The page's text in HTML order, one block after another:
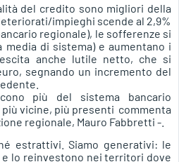
del credito sono migliori della
impieghi scende al 2,9%
regionale), le sofferenze si
media di sistema) e aumentano i
anche lutile netto, che si
segnando un incremento del
più del sistema bancario
vicine, più presenti  commenta
regionale, Mauro Fabbretti -.
estrattivi. Siamo generativi: le
e lo reinvestono nei territori dove